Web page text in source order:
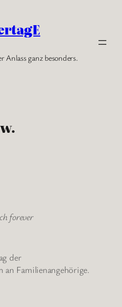
Anlass ganz besonders.
forever
der
an Familienangehörige.